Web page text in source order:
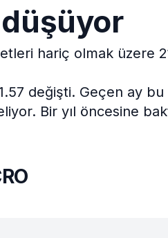
hariç olmak üzere
değişti. Geçen ay bu
Bir yıl öncesine